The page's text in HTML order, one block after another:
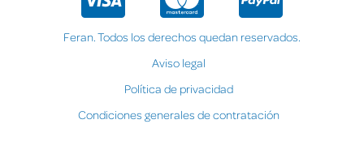
Feran. Todos los derechos quedan reservados.
Aviso legal
Política de privacidad
Condiciones generales de contratación